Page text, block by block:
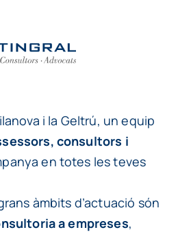
i la Geltrú, un equip
consultors i
en totes les teves
àmbits d’actuació són
a empreses,